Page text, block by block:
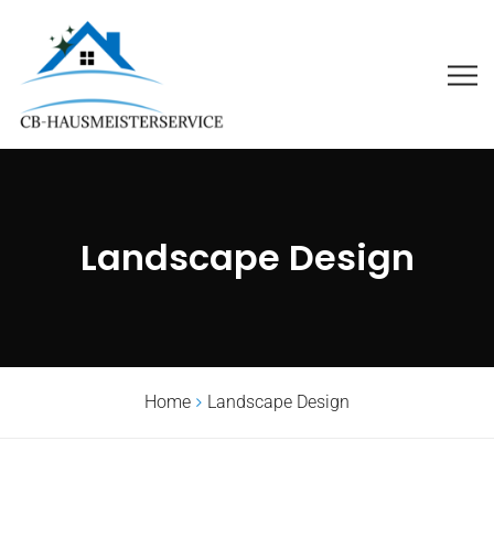
Landscape Design
Home Landscape Design